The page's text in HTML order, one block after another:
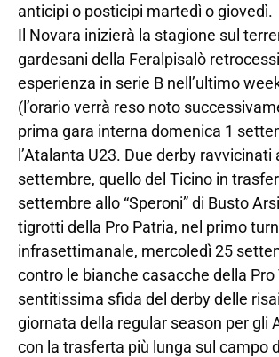
anticipi o posticipi martedì o giovedì.
Il Novara inizierà la stagione sul
gardesani della Feralpisalò
esperienza in serie B nell’ultimo
(l’orario verrà reso noto
prima gara interna domenica 1
l’Atalanta U23. Due derby ravvicinati
settembre, quello del Ticino in
settembre allo “Speroni” di Busto
tigrotti della Pro Patria, nel primo
infrasettimanale, mercoledì 25
contro le bianche casacche della Pro
sentitissima sfida del derby delle
giornata della regular season per gli
con la trasferta più lunga sul campo